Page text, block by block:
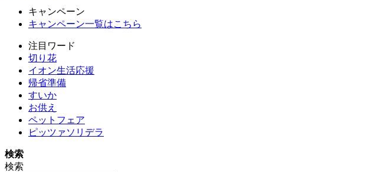
キャンペーン
キャンペーン一覧はこちら
注目ワード
切り花
イオン生活応援
帰省準備
すいか
お供え
ペットフェア
ピッツァソリデラ
検索
検索